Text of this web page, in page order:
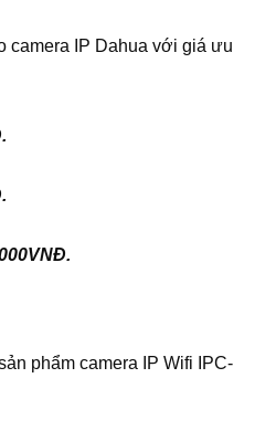
camera IP Dahua với giá ưu
phẩm camera IP Wifi IPC-